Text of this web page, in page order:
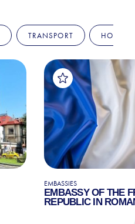
TRANSPORT
EMBASSIES
EMBASSY OF THE
REPUBLIC IN